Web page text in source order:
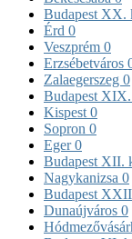
Budapest XX.
Érd 0
Veszprém 0
Erzsébetváros
Zalaegerszeg 0
Budapest
Kispest 0
Sopron 0
Eger0
Budapest XII.
Nagykanizsa 0
Budapest
Dunaújváros 0